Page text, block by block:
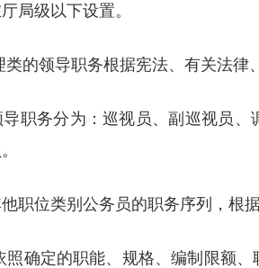
局级以下设置。
的领导职务根据宪法、有关法律
职务分为：巡视员、副巡视员
职位类别公务员的职务序列，根
照确定的职能、规格、编制限额